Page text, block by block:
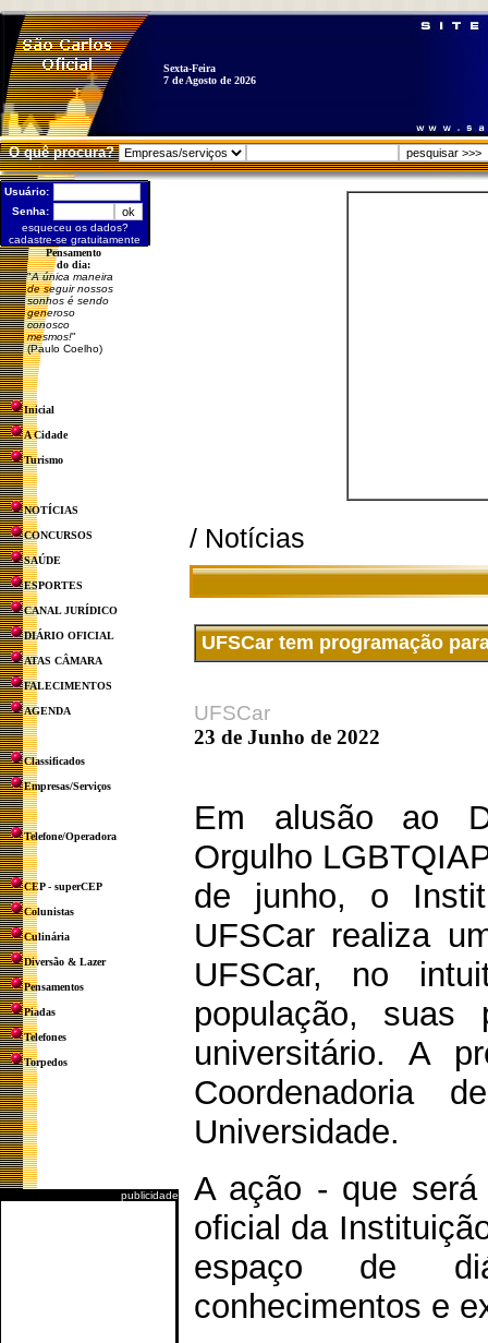
Sexta-Feira
7 de Agosto de 2026
O quê procura?
Usuário:
Senha:
esqueceu os dados?
cadastre-se gratuitamente
Pensamento
do dia:
"A única maneira
de seguir nossos
sonhos é sendo
generoso
conosco
mesmos!"
(Paulo Coelho)
Inicial
A Cidade
Turismo
NOTÍCIAS
CONCURSOS
SAÚDE
ESPORTES
CANAL JURÍDICO
DIÁRIO OFICIAL
ATAS CÂMARA
FALECIMENTOS
AGENDA
Classificados
Empresas/Serviços
Telefone/Operadora
CEP - superCEP
Colunistas
Culinária
Diversão & Lazer
Pensamentos
Piadas
Telefones
Torpedos
publicidade
/ Notícias
UFSCar tem programação
UFSCar
23 de Junho de 2022
Em alusão ao
Orgulho
de junho, o
UFSCar realiza
UFSCar, no
população,
universitário. A
Coordenadoria
Universidade.
A ação - que será
oficial da
espaço de
conhecimentos e